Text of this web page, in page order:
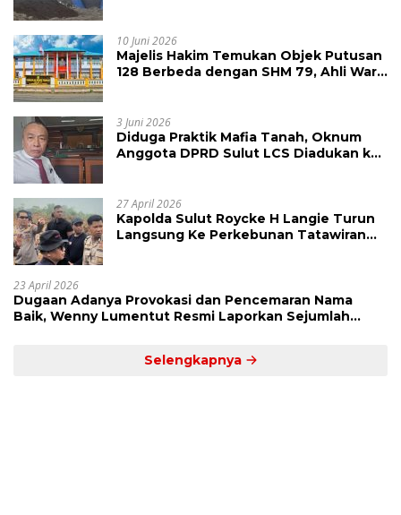
10 Juni 2026
Majelis Hakim Temukan Objek Putusan
128 Berbeda dengan SHM 79, Ahli Waris
3 Juni 2026
Diduga Praktik Mafia Tanah, Oknum
Anggota DPRD Sulut LCS Diadukan ke
27 April 2026
Kapolda Sulut Roycke H Langie Turun
Langsung Ke Perkebunan Tatawiran
23 April 2026
Dugaan Adanya Provokasi dan Pencemaran Nama
Baik, Wenny Lumentut Resmi Laporkan Sejumlah
Selengkapnya